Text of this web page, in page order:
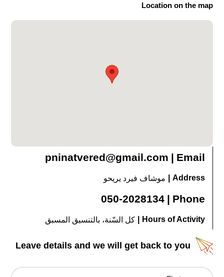
Location on the map
Email
|
pninatvered@gmail.com
Address موشاف فيرد يريحو
Phone
|
050-2028134
Hours of Activity كل السّنة، بالتنسيق المسبق
Leave details and we will get back to you